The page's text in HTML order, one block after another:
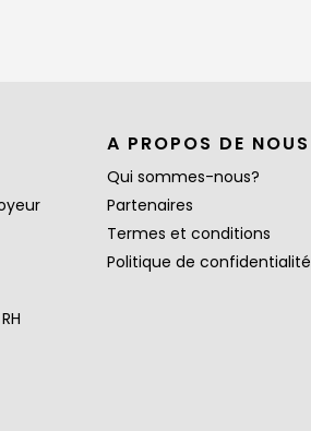
A PROPOS DE NOUS
Qui sommes-nous?
Partenaires
Termes et conditions
Politique de confidentialité